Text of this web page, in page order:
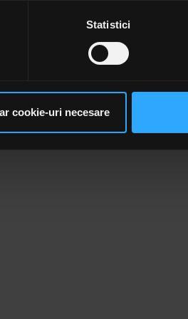
personale și configurați-vă
despre modulele cookie.
de publicitate și de analize
informații oferite de dvs. sau culese
Statistici
cookie-uri necesare
însumând undeva